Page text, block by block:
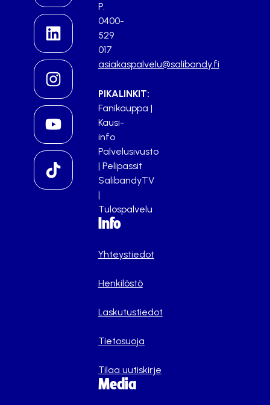
P.
0400-
529
017
asiakaspalvelu@salibandy.fi
PIKALINKIT:
Fanikauppa |
Kausi-
info
Palvelusivusto
| Pelipassit
SalibandyTV
|
Tulospalvelu
Info
Yhteystiedot
Henkilöstö
Laskutustiedot
Tietosuoja
Tilaa uutiskirje
Media